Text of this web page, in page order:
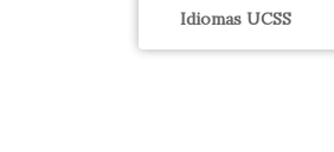
Idiomas UCSS